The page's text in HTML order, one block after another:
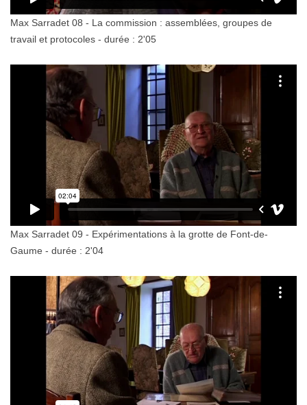
Max Sarradet 08 - La commission : assemblées, groupes de
travail et protocoles - durée : 2'05
Max Sarradet 09 - Expérimentations à la grotte de Font-de-
Gaume - durée : 2'04